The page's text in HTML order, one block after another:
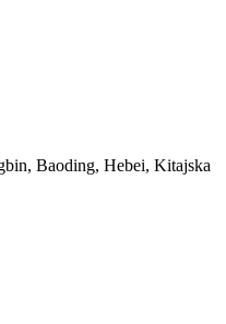
Baoding, Hebei, Kitajska